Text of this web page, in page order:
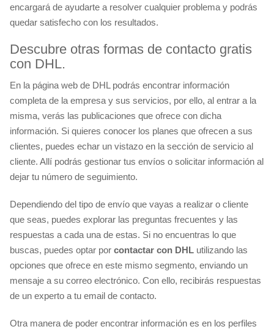
encargará de ayudarte a resolver cualquier problema y podrás
quedar satisfecho con los resultados.
Descubre otras formas de contacto gratis
con DHL.
En la página web de DHL podrás encontrar información
completa de la empresa y sus servicios, por ello, al entrar a la
misma, verás las publicaciones que ofrece con dicha
información. Si quieres conocer los planes que ofrecen a sus
clientes, puedes echar un vistazo en la sección de servicio al
cliente. Allí podrás gestionar tus envíos o solicitar información al
dejar tu número de seguimiento.
Dependiendo del tipo de envío que vayas a realizar o cliente
que seas, puedes explorar las preguntas frecuentes y las
respuestas a cada una de estas. Si no encuentras lo que
buscas, puedes optar por contactar con DHL utilizando las
opciones que ofrece en este mismo segmento, enviando un
mensaje a su correo electrónico. Con ello, recibirás respuestas
de un experto a tu email de contacto.
Otra manera de poder encontrar información es en los perfiles